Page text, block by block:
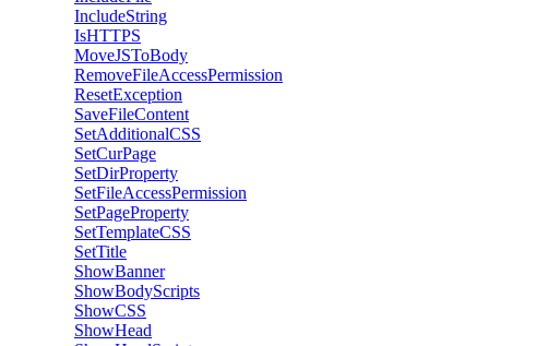
IncludeString
IsHTTPS
MoveJSToBody
RemoveFileAccessPermission
ResetException
SaveFileContent
SetAdditionalCSS
SetCurPage
SetDirProperty
SetFileAccessPermission
SetPageProperty
SetTemplateCSS
SetTitle
ShowBanner
ShowBodyScripts
ShowCSS
ShowHead